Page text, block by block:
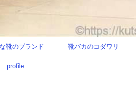
靴のブランド 靴バカのコダワリ
profile